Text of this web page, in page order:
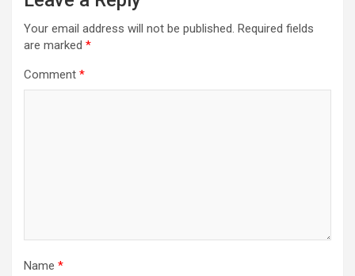
Your email address will not be published. Required fields
are marked *
Comment *
Name *